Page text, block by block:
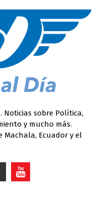
Noticias sobre Política,
y mucho más.
Machala, Ecuador y el